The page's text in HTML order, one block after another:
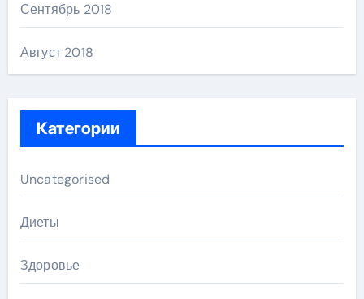
Сентябрь 2018
Август 2018
Категории
Uncategorised
Диеты
Здоровье